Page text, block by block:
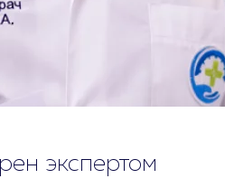
экспертом